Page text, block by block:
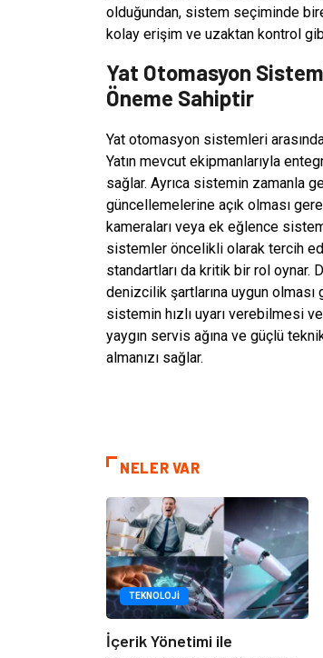
olduğundan, sistem seçiminde
kolay erişim ve uzaktan kontrol
Yat Otomasyon
Öneme Sahiptir
Yat otomasyon sistemleri
Yatın mevcut ekipmanlarıyla
sağlar. Ayrıca sistemin zamanla
güncellemelerine açık olması
kameraları veya ek eğlence
sistemler öncelikli olarak tercih
standartları da kritik bir rol oynar.
denizcilik şartlarına uygun olması
sistemin hızlı uyarı verebilmesi
yaygın servis ağına ve güçlü
almanızı sağlar.
NELER VAR
TEKNOLOJI
İçerik Yönetimi ile